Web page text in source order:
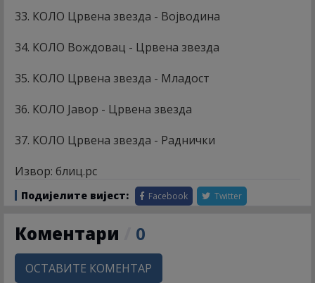
33. КОЛО Црвена звезда - Војводина
34. КОЛО Вождовац - Црвена звезда
35. КОЛО Црвена звезда - Младост
36. КОЛО Јавор - Црвена звезда
37. КОЛО Црвена звезда - Раднички
Извор: блиц.рс
Подијелите вијест: Facebook Twitter
Коментари 0
ОСТАВИТЕ КОМЕНТАР